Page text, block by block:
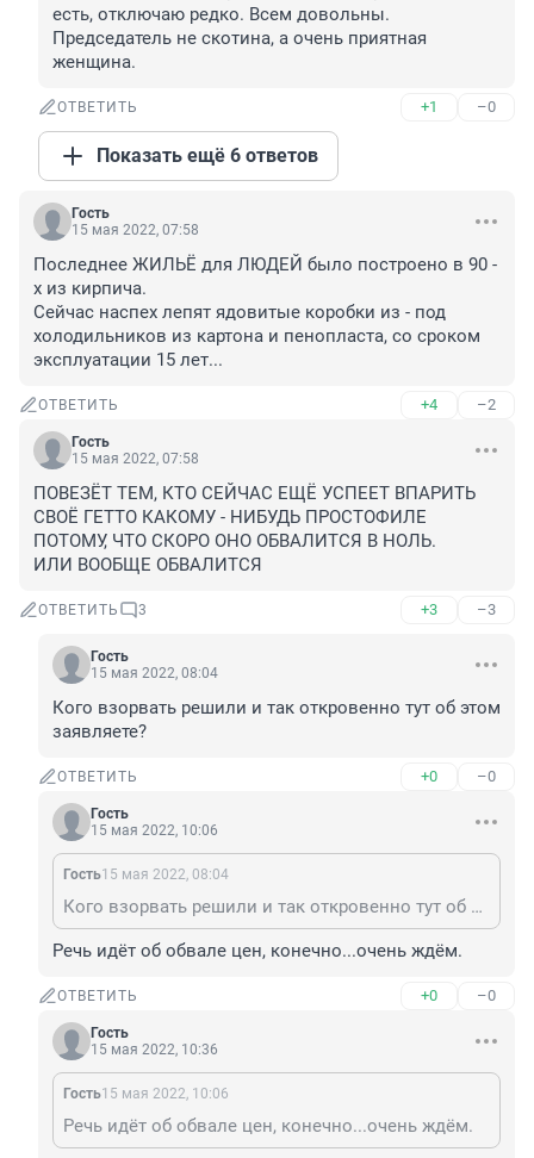
есть, отключаю редко. Всем довольны.
Председатель не скотина, а очень приятная
женщина.
ОТВЕТИТЬ +1 –0
Показать ещё 6 ответов
Гость
15 мая 2022, 07:58
Последнее ЖИЛЬЁ для ЛЮДЕЙ было построено в 90 -
х из кирпича.
Сейчас наспех лепят ядовитые коробки из - под
холодильников из картона и пенопласта, со сроком
эксплуатации 15 лет...
ОТВЕТИТЬ +4 –2
Гость
15 мая 2022, 07:58
ПОВЕЗЁТ ТЕМ, КТО СЕЙЧАС ЕЩЁ УСПЕЕТ ВПАРИТЬ
СВОЁ ГЕТТО КАКОМУ - НИБУДЬ ПРОСТОФИЛЕ
ПОТОМУ, ЧТО СКОРО ОНО ОБВАЛИТСЯ В НОЛЬ.
ИЛИ ВООБЩЕ ОБВАЛИТСЯ
ОТВЕТИТЬ 3 +3 –3
Гость
15 мая 2022, 08:04
Кого взорвать решили и так откровенно тут об этом
заявляете?
ОТВЕТИТЬ +0 –0
Гость
15 мая 2022, 10:06
Гость15 мая 2022, 08:04
Кого взорвать решили и так откровенно тут об этом заявляете?
Речь идёт об обвале цен, конечно...очень ждём.
ОТВЕТИТЬ +0 –0
Гость
15 мая 2022, 10:36
Гость15 мая 2022, 10:06
Речь идёт об обвале цен, конечно...очень ждём.